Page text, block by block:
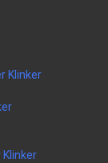
Klinker